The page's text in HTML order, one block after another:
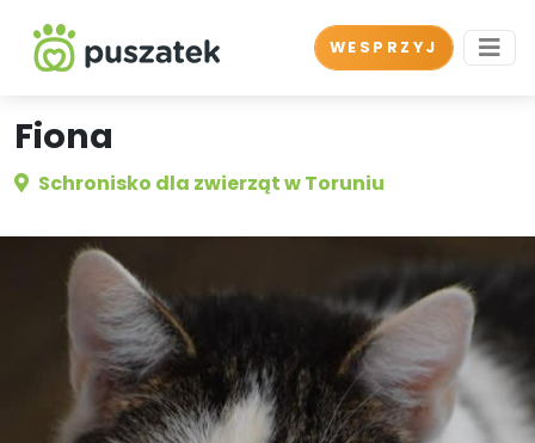
WESPRZYJ
Fiona
Schronisko dla zwierząt w Toruniu